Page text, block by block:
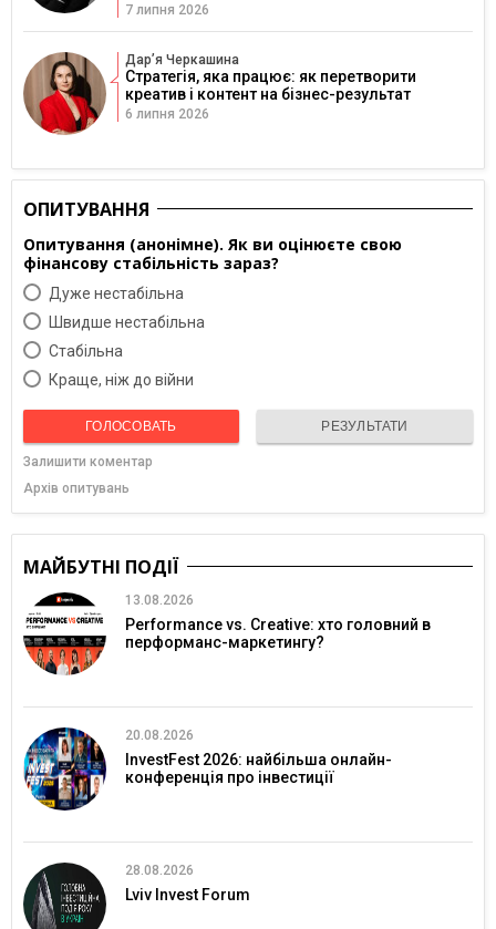
7 липня 2026
Дарʼя Черкашина
Стратегія, яка працює: як перетворити
креатив і контент на бізнес-результат
6 липня 2026
ОПИТУВАННЯ
Опитування (анонімне). Як ви оцінюєте свою
фінансову стабільність зараз?
Дуже нестабільна
Швидше нестабільна
Cтабільна
Краще, ніж до війни
ГОЛОСОВАТЬ РЕЗУЛЬТАТИ
Залишити коментар
Архів опитувань
МАЙБУТНІ ПОДІЇ
13.08.2026
Performance vs. Creative: хто головний в
перформанс-маркетингу?
20.08.2026
InvestFest 2026: найбільша онлайн-
конференція про інвестиції
28.08.2026
Lviv Invest Forum